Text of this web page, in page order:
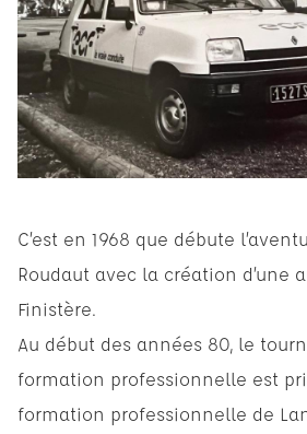
C’est en 1968 que débute
Roudaut avec la création d’une
Finistère.
Au début des années 80, le
formation professionnelle est
formation professionnelle de